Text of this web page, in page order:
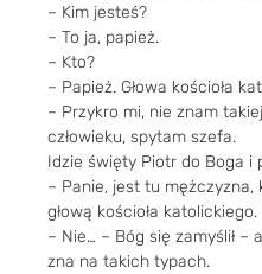
– Kim jesteś?
– To ja, papież.
– Kto?
– Papież. Głowa kościoła
– Przykro mi, nie znam
człowieku, spytam szefa.
Idzie święty Piotr do Boga i
– Panie, jest tu
głową kościoła
– Nie… – Bóg się zamyślił –
zna na takich typach.